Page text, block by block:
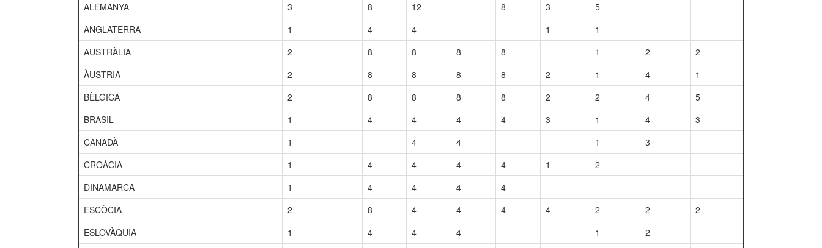
ALEMANYA
3 8 12 8 3
5
ANGLATERRA
1 4 4 1
1
AUSTRÀLIA
2 8 8 8 8 1 2
2
ÀUSTRIA
2 8 8 8 8 2 1 4
1
BÈLGICA
2 8 8 8 8 2 2 4
5
BRASIL
1 4 4 4 4 3 1 4
3
CANADÀ
1 4 4 1
3
CROÀCIA
1 4 4 4 4 1
2
DINAMARCA
1 4 4 4
4
ESCÒCIA
2 8 4 4 4 4 2 2
2
ESLOVÀQUIA
1 4 4 4 1
2